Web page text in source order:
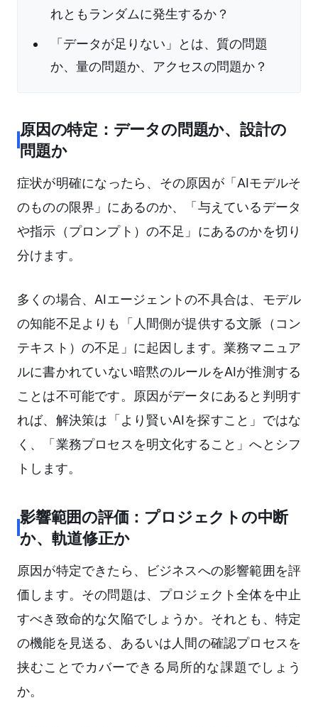
れともランダムに発生するか？
「データが足りない」とは、質の問題
か、量の問題か、アクセスの問題か？
原因の特定：データの問題か、設計の
問題か
症状が明確になったら、その原因が「AIモデルそ
のものの限界」にあるのか、「与えているデータ
や指示（プロンプト）の不足」にあるのかを切り
分けます。
多くの場合、AIエージェントの不具合は、モデル
の知能不足よりも「人間側が提供する文脈（コン
テキスト）の不足」に起因します。業務マニュア
ルに書かれていない暗黙のルールをAIが推測する
ことは不可能です。原因がデータにあると判明す
れば、解決策は「より賢いAIを探すこと」ではな
く、「業務プロセスを明文化すること」へとシフ
トします。
影響範囲の評価：プロジェクトの中断
か、軌道修正か
原因が特定できたら、ビジネスへの影響範囲を評
価します。その問題は、プロジェクト全体を中止
すべき致命的な欠陥でしょうか。それとも、特定
の機能を見送る、あるいは人間の確認プロセスを
挟むことでカバーできる局所的な課題でしょう
か。